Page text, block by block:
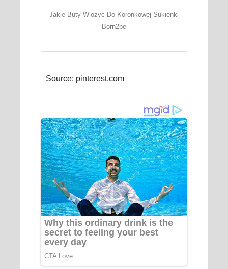
Jakie Buty Wlozyc Do Koronkowej Sukienki
Born2be
Source: pinterest.com